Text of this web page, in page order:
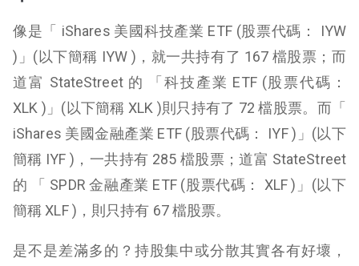
像是「 iShares 美國科技產業 ETF (股票代碼： IYW
)」(以下簡稱 IYW )，就一共持有了 167 檔股票；而
道富 StateStreet 的 「科技產業 ETF (股票代碼：
XLK )」(以下簡稱 XLK )則只持有了 72 檔股票。而「
iShares 美國金融產業 ETF (股票代碼： IYF )」(以下
簡稱 IYF )，一共持有 285 檔股票；道富 StateStreet
的 「 SPDR 金融產業 ETF (股票代碼： XLF )」(以下
簡稱 XLF )，則只持有 67 檔股票。
是不是差滿多的？持股集中或分散其實各有好壞，